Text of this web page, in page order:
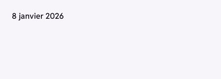
8 janvier 2026